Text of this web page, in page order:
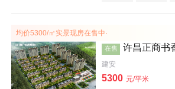
效果图
均价5300/㎡实景现房在售中·
在售 许昌正商书
建安
5300 元/平米